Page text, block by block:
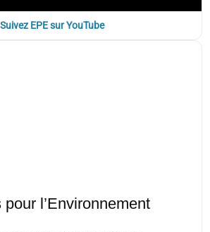
Suivez EPE sur YouTube
l’Environnement